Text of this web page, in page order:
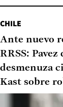
CHILE
Ante nuevo
RRSS:
desmenuza
Kast sobre